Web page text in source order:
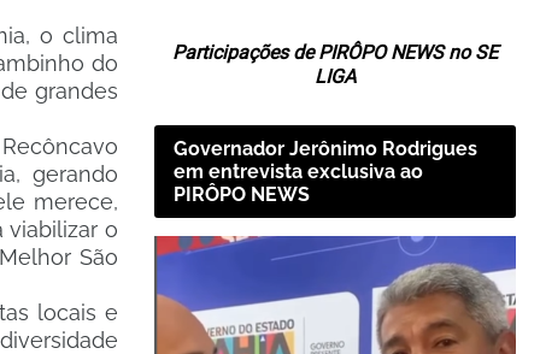
o clima
do
grandes
gerando
merece,
viabilizar o
São
locais e
Participações de PIRÔPO NEWS no SE
LIGA
Governador Jerônimo Rodrigues
em entrevista exclusiva ao
PIRÔPO NEWS